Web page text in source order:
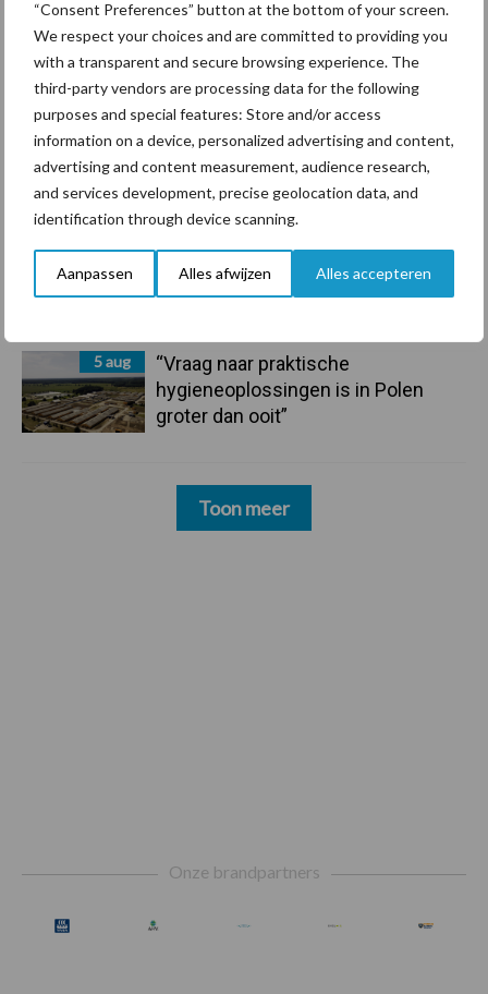
“Consent Preferences” button at the bottom of your screen.
We respect your choices and are committed to providing you
with a transparent and secure browsing experience. The
third-party vendors are processing data for the following
purposes and special features: Store and/or access
information on a device, personalized advertising and content,
advertising and content measurement, audience research,
and services development, precise geolocation data, and
identification through device scanning.
Aanpassen Alles afwijzen Alles accepteren
7 aug
De speenhuid: een vaak
onderschatte risicofactor voor
mastitis
6 aug
ForFarmers ziet volume en
marktaandeel groeien in krimpende
Nederlandse markt
6 aug
Tien praktische tips voor een
langere levensduur
5 aug
“Vraag naar praktische
hygieneoplossingen is in Polen
groter dan ooit”
Toon meer
Onze brandpartners